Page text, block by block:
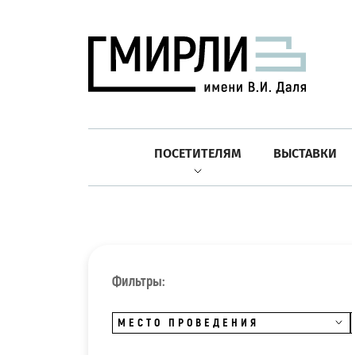
ПОСЕТИТЕЛЯМ ВЫСТАВКИ
Фильтры:
МЕСТО ПРОВЕДЕНИЯ